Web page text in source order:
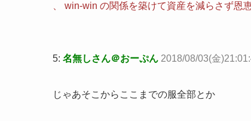
、 win-win の関係を築けて資産を減らさず
5: 名無しさん＠おーぷん 2018/08/03(金
じゃあそこからここまでの服全部とか